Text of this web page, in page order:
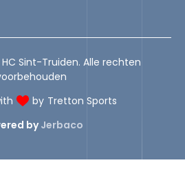
Sint-Truiden. Alle rechten
by Tretton Sports
byJerbaco